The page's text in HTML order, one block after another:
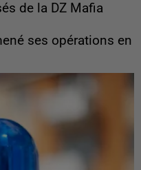
de la DZ Mafia
ses opérations en